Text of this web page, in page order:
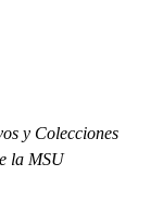
y Colecciones
la MSU